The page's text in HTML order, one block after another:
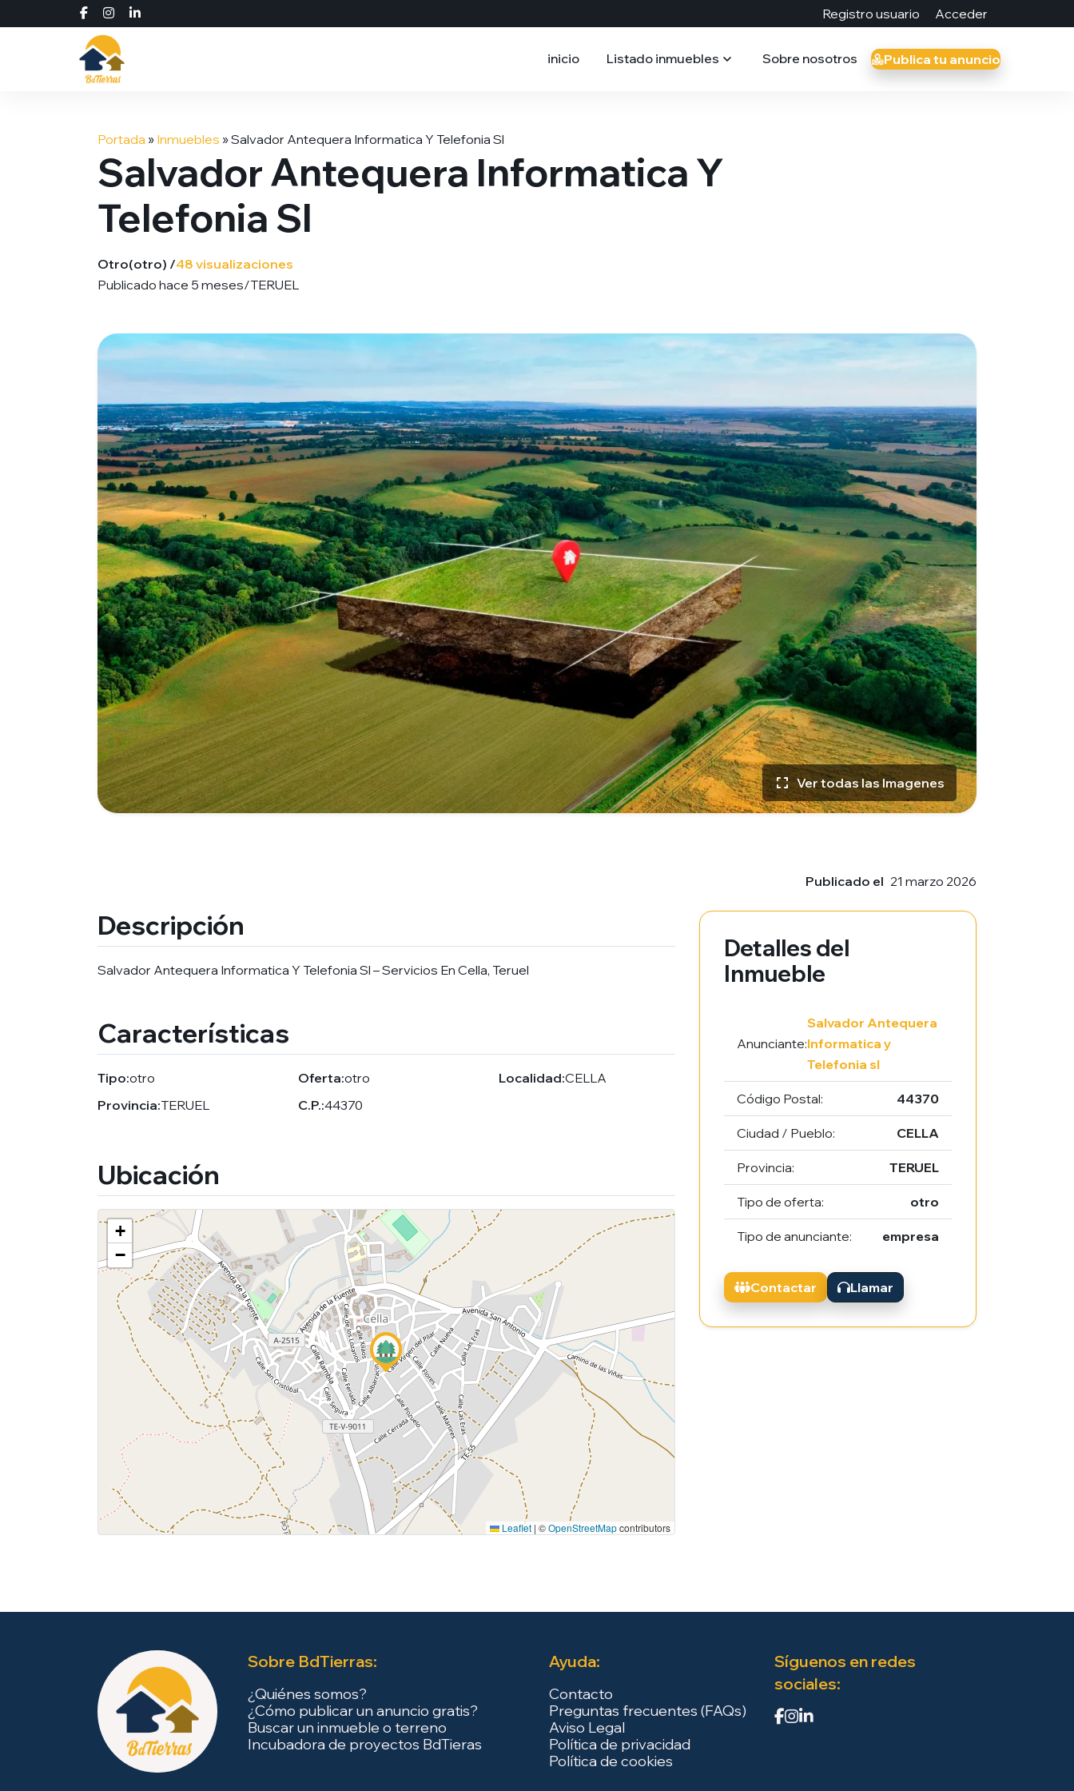
Registro usuario Acceder
inicio Listado inmuebles Sobre nosotros Publica tu anuncio
Portada » Inmuebles »Salvador Antequera Informatica Y Telefonia Sl
Salvador Antequera Informatica Y
Telefonia Sl
Otro(otro) /48 visualizaciones
Publicado hace 5 meses/TERUEL
Ver todas las Imagenes
Publicado el 21 marzo 2026
Descripción
Salvador Antequera Informatica Y Telefonia Sl – Servicios En Cella, Teruel
Características
Tipo:otro Oferta:otro Localidad:CELLA
Provincia:TERUEL C.P.:44370
Ubicación
+
−
Leaflet | ©OpenStreetMapcontributors
Detalles del
Inmueble
Anunciante:
Salvador Antequera
Informatica y
Telefonia sl
Código Postal: 44370
Ciudad / Pueblo: CELLA
Provincia: TERUEL
Tipo de oferta: otro
Tipo de anunciante: empresa
Contactar Llamar
Sobre BdTierras:
¿Quiénes somos?
¿Cómo publicar un anuncio gratis?
Buscar un inmueble o terreno
Incubadora de proyectos BdTieras
Ayuda:
Contacto
Preguntas frecuentes (FAQs)
Aviso Legal
Política de privacidad
Política de cookies
Síguenos en redes
sociales: